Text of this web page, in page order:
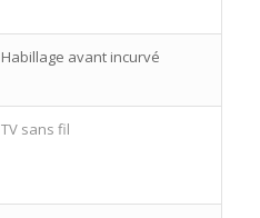
Habillage avant incurvé
TV sans fil